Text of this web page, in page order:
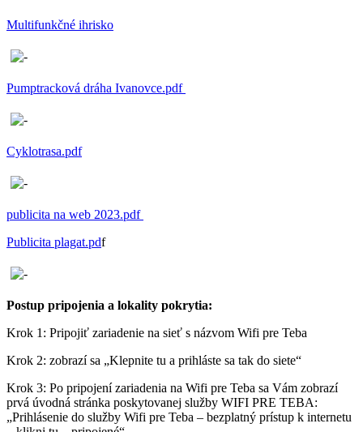
Multifunkčné ihrisko
Pumptracková dráha Ivanovce.pdf
Cyklotrasa.pdf
publicita na web 2023.pdf
Publicita plagat.pdf
Postup pripojenia a lokality pokrytia:
Krok 1: Pripojiť zariadenie na sieť s názvom Wifi pre Teba
Krok 2: zobrazí sa „Klepnite tu a prihláste sa tak do siete“
Krok 3: Po pripojení zariadenia na Wifi pre Teba sa Vám zobrazí
prvá úvodná stránka poskytovanej služby WIFI PRE TEBA:
„Prihlásenie do služby Wifi pre Teba – bezplatný prístup k internetu